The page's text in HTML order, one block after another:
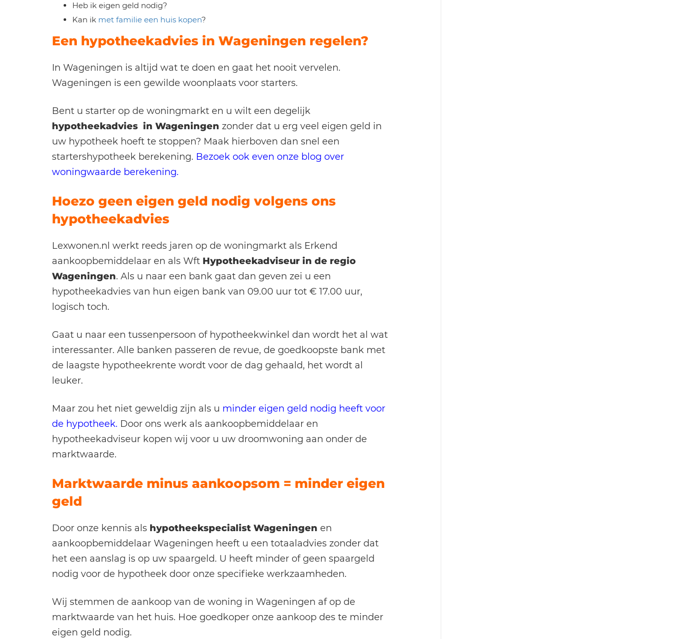
Heb ik eigen geld nodig?
Kan ik met familie een huis kopen?
Een hypotheekadvies in Wageningen regelen?
In Wageningen is altijd wat te doen en gaat het nooit vervelen.
Wageningen is een gewilde woonplaats voor starters.
Bent u starter op de woningmarkt en u wilt een degelijk
hypotheekadvies in Wageningen zonder dat u erg veel eigen geld in
uw hypotheek hoeft te stoppen? Maak hierboven dan snel een
startershypotheek berekening. Bezoek ook even onze blog over
woningwaarde berekening.
Hoezo geen eigen geld nodig volgens ons
hypotheekadvies
Lexwonen.nl werkt reeds jaren op de woningmarkt als Erkend
aankoopbemiddelaar en als Wft Hypotheekadviseur in de regio
Wageningen. Als u naar een bank gaat dan geven zei u een
hypotheekadvies van hun eigen bank van 09.00 uur tot € 17.00 uur,
logisch toch.
Gaat u naar een tussenpersoon of hypotheekwinkel dan wordt het al wat
interessanter. Alle banken passeren de revue, de goedkoopste bank met
de laagste hypotheekrente wordt voor de dag gehaald, het wordt al
leuker.
Maar zou het niet geweldig zijn als u minder eigen geld nodig heeft voor
de hypotheek. Door ons werk als aankoopbemiddelaar en
hypotheekadviseur kopen wij voor u uw droomwoning aan onder de
marktwaarde.
Marktwaarde minus aankoopsom = minder eigen
geld
Door onze kennis als hypotheekspecialist Wageningen en
aankoopbemiddelaar Wageningen heeft u een totaaladvies zonder dat
het een aanslag is op uw spaargeld. U heeft minder of geen spaargeld
nodig voor de hypotheek door onze specifieke werkzaamheden.
Wij stemmen de aankoop van de woning in Wageningen af op de
marktwaarde van het huis. Hoe goedkoper onze aankoop des te minder
eigen geld nodig.